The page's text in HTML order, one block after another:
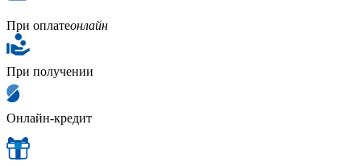
При оплатеонлайн
При получении
Онлайн-кредит